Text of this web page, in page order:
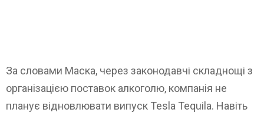
За словами Маска, через законодавчі складнощі з
організацією поставок алкоголю, компанія не
планує відновлювати випуск Tesla Tequila. Навіть